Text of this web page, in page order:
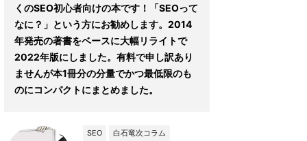
くのSEO初心者向けの本です！「SEOって
なに？」という方にお勧めします。2014
年発売の著書をベースに大幅リライトで
2022年版にしました。有料で申し訳あり
ませんが本1冊分の分量でかつ最低限のも
のにコンパクトにまとめました。
SEO 白石竜次コラム